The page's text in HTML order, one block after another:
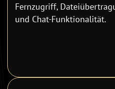
Fernzugriff,
und Chat-Funktionalität.